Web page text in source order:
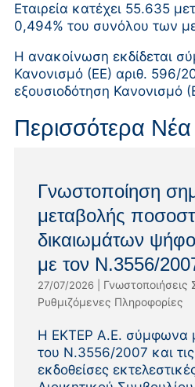
Εταιρεία κατέχει 55.635
0,494% του συνόλου των
Η ανακοίνωση εκδίδεται
Κανονισμό (ΕΕ) αριθ. 596/
εξουσιοδότηση Κανονισμό
Περισσότερα Νέα
Γνωστοποίηση
μεταβολής
δικαιωμάτων
με τον Ν.3556/
27/07/2026|
Ρυθμιζόμενες Πληροφορίες
Η ΕΚΤΕΡ Α.Ε. σύμφωνα
του Ν.3556/2007 και τις
εκδοθείσες